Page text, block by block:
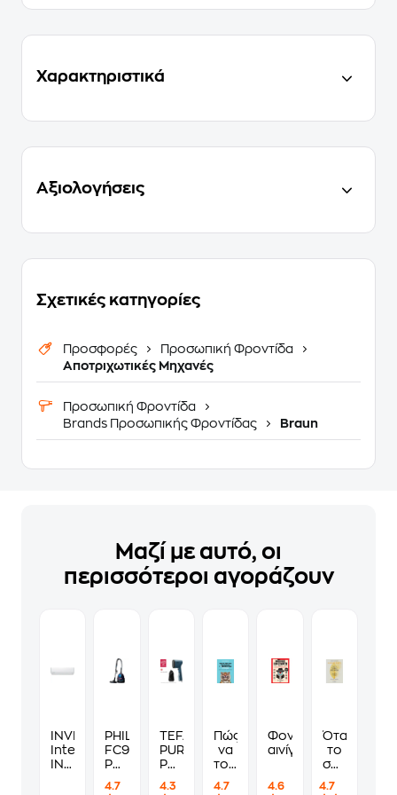
Χαρακτηριστικά
Αξιολογήσεις
Σχετικές κατηγορίες
Προσφορές
Προσωπική Φροντίδα
Αποτριχωτικές Μηχανές
Προσωπική Φροντίδα
Brands Προσωπικής Φροντίδας
Braun
Μαζί με αυτό, οι
περισσότεροι αγοράζουν
INVENTOR
Intellia
INVI-
Κλιματιστικό
PHILIPS
FC9333/09
PowerPro
750
4.7
TEFAL
PURE
POP
1300
4.3
Πώς
να
τους
να
4.7
Φονικά
αινίγματα
4.6
Όταν
το
σώμα
όχι
4.7